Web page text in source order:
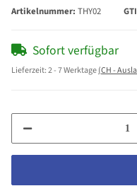
Artikelnummer: THY02
Sofort verfügbar
Lieferzeit:2 - 7 Werktage(CH -